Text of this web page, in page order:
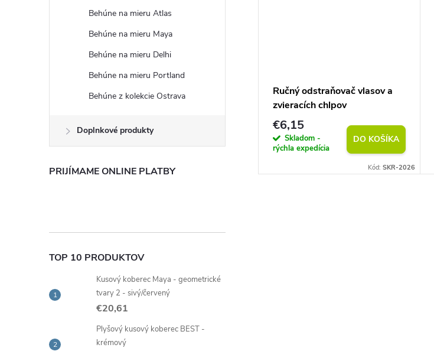
Behúne na mieru Atlas
Behúne na mieru Maya
Behúne na mieru Delhi
Behúne na mieru Portland
Behúne z kolekcie Ostrava
Doplnkové produkty
PRIJÍMAME ONLINE PLATBY
TOP 10 PRODUKTOV
Kusový koberec Maya - geometrické
tvary 2 - sivý/červený
€20,61
Plyšový kusový koberec BEST -
krémový
Kód:95593
Prírodný jutový špagát, návin
€2,02
Skladom -
rýchla expedícia
Ručný odstraňovač vlasov a
zvieracích chlpov
€6,15
Skladom -
rýchla expedícia
DO KOŠÍKA
Kód: SKR-2026